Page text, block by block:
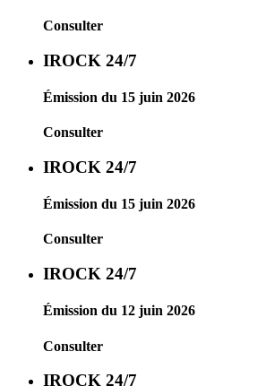
Consulter
IROCK 24/7
Émission du 15 juin 2026
Consulter
IROCK 24/7
Émission du 15 juin 2026
Consulter
IROCK 24/7
Émission du 12 juin 2026
Consulter
IROCK 24/7